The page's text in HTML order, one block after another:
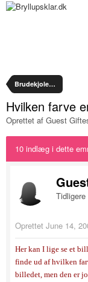
Brudekjolesnak
Hvilken farve
Oprettet af Guest
10 indlæg i dette
Oprettet June 14,
Her kan I lige se et
finde ud af hvilken
billedet, men den er